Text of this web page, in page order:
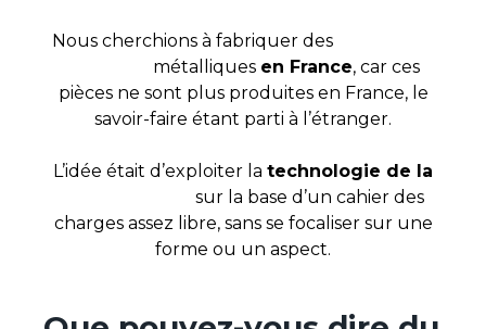
Nous cherchions à fabriquer des
métalliques en France, car ces
pièces ne sont plus produites en France, le
savoir-faire étant parti à l’étranger.
L’idée était d’exploiter la technologie de la
sur la base d’un cahier des
charges assez libre, sans se focaliser sur une
forme ou un aspect.